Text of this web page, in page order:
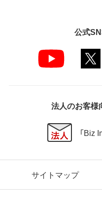
公式
法人のお客様
「Biz
サイトマップ